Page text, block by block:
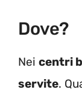
Dove?
Nei centri
servite.